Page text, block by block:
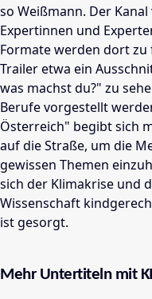
so Weißmann. Der
Expertinnen und
Formate werden dort zu
Trailer etwa ein
was machst du?" zu
Berufe vorgestellt
Österreich" begibt sich
auf die Straße, um die
gewissen Themen
sich der Klimakrise und
Wissenschaft
ist gesorgt.
Mehr Untertiteln mit KI